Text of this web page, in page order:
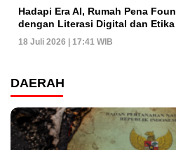
Hadapi Era AI, Rumah Pena
dengan Literasi Digital dan
18 Juli 2026 | 17:41 WIB
DAERAH